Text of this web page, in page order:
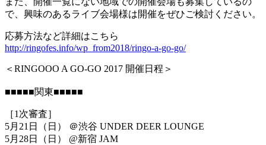
で、興味のあるライブ会場様は開催をぜひご検討ください。
応募方法など詳細はこちら
http://ringofes.info/wp_from2018/ringo-a-go-go/
＜RINGOOO A GO-GO 2017 開催日程＞
■■■■■関東■■■■■
［1次審査］
5月21日（日） ＠渋谷 UNDER DEER LOUNGE
5月28日（日） @新宿 JAM